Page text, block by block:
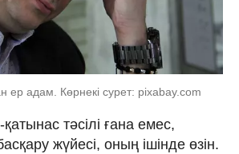
ер адам. Көрнекі сурет: pixabay.com
тәсілі ғана емес,
жүйесі, оның ішінде өзін.